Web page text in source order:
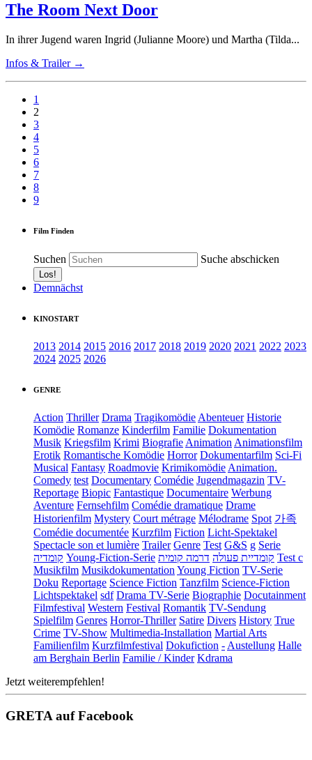
The Room Next Door
In ihrer Jugend waren Ingrid (Julianne Moore) und Martha (Tilda...
Infos & Trailer →
1
2
3
4
5
6
7
8
9
Film Finden
Suchen Suche abschicken
Demnächst
KINOSTART
2013 2014 2015 2016 2017 2018 2019 2020 2021 2022 2023
2024 2025 2026
GENRE
Action Thriller Drama Tragikomödie Abenteuer Historie
Komödie Romanze Kinderfilm Familie Dokumentation
Musik Kriegsfilm Krimi Biografie Animation Animationsfilm
Erotik Romantische Komödie Horror Dokumentarfilm Sci-Fi
Musical Fantasy Roadmovie Krimikomödie Animation.
Comedy test Documentary Comédie Jugendmagazin TV-
Reportage Biopic Fantastique Documentaire Werbung
Aventure Fernsehfilm Comédie dramatique Drame
Historienfilm Mystery Court métrage Mélodrame Spot 가족
Comédie documentée Kurzfilm Fiction Licht-Spektakel
Spectacle son et lumière Trailer Genre Test G&S g Serie
קומדיה Young-Fiction-Serie קומדיית פעולה דרמה קומית
Test c
Musikfilm Musikdokumentation Young Fiction TV-Serie
Doku Reportage Science Fiction Tanzfilm Science-Fiction
Lichtspektakel sdf Drama TV-Serie Biographie Docutainment
Filmfestival Western Festival Romantik TV-Sendung
Spielfilm Genres Horror-Thriller Satire Divers History True
Crime TV-Show Multimedia-Installation Martial Arts
Familienfilm Kurzfilmfestival Dokufiction - Austellung Halle
am Berghain Berlin Familie / Kinder Kdrama
Jetzt weiterempfehlen!
GRETA auf Facebook